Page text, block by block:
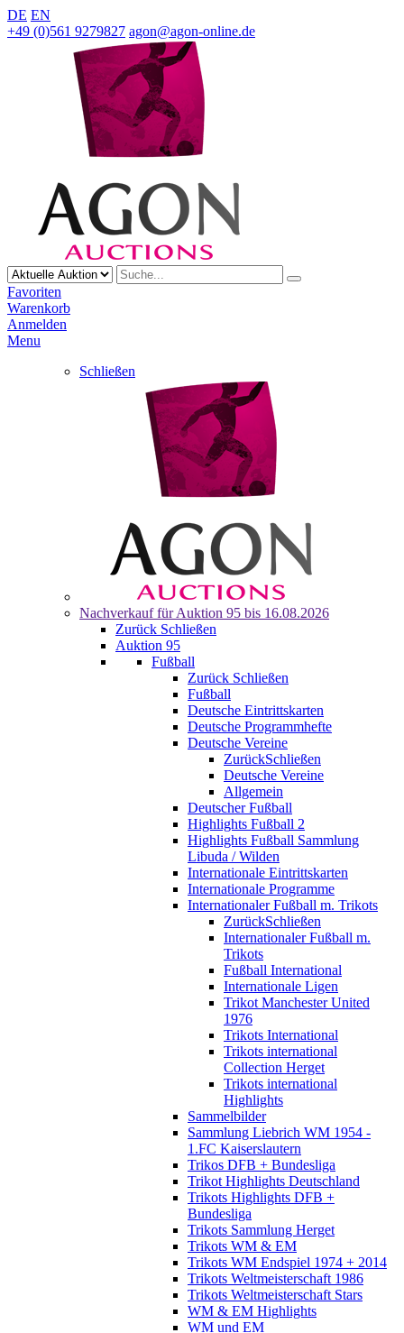
DE EN
+49 (0)561 9279827 agon@agon-online.de
Favoriten
Warenkorb
Anmelden
Menu
Schließen
Nachverkauf für Auktion 95 bis 16.08.2026
Zurück Schließen
Auktion 95
Fußball
Zurück Schließen
Fußball
Deutsche Eintrittskarten
Deutsche Programmhefte
Deutsche Vereine
ZurückSchließen
Deutsche Vereine
Allgemein
Deutscher Fußball
Highlights Fußball 2
Highlights Fußball Sammlung
Libuda / Wilden
Internationale Eintrittskarten
Internationale Programme
Internationaler Fußball m. Trikots
ZurückSchließen
Internationaler Fußball m.
Trikots
Fußball International
Internationale Ligen
Trikot Manchester United
1976
Trikots International
Trikots international
Collection Herget
Trikots international
Highlights
Sammelbilder
Sammlung Liebrich WM 1954 -
1.FC Kaiserslautern
Trikos DFB + Bundesliga
Trikot Highlights Deutschland
Trikots Highlights DFB +
Bundesliga
Trikots Sammlung Herget
Trikots WM & EM
Trikots WM Endspiel 1974 + 2014
Trikots Weltmeisterschaft 1986
Trikots Weltmeisterschaft Stars
WM & EM Highlights
WM und EM